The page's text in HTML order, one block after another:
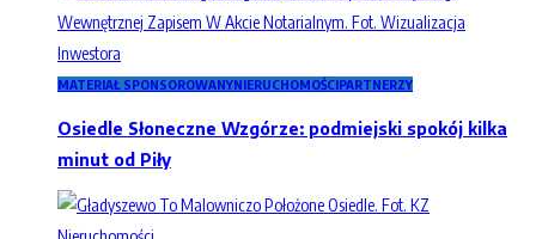
MATERIAŁ SPONSOROWANYNIERUCHOMOŚCIPARTNERZY
Osiedle Słoneczne Wzgórze: podmiejski spokój kilka
minut od Piły